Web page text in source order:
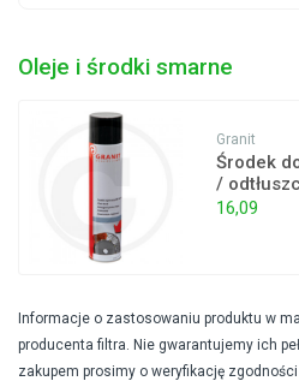
Oleje i środki smarne
Granit
Środek
/
16,09
Informacje o zastosowaniu produktu w
producenta filtra. Nie gwarantujemy ich
zakupem prosimy o weryfikację